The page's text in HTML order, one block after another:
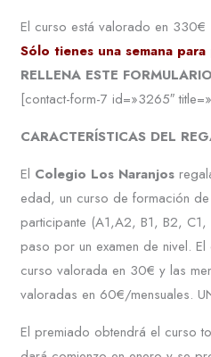
El curso está valorado en 330€
Sólo tienes una semana
RELLENA ESTE
[contact-form-7 id=»3265″
CARACTERÍSTICAS DEL
El Colegio Los Naranjos
edad, un curso de formación
participante (A1,A2, B1, B2,
paso por un examen de nivel.
curso valorada en 30€ y las
valoradas en 60€/mensuales.
El premiado obtendrá el curso